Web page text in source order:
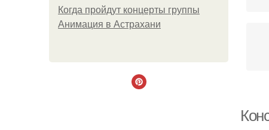
Когда пройдут концерты группы
Анимация в Астрахани